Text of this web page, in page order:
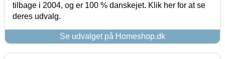
tilbage i 2004, og er 100 % danskejet. Klik her for at se
deres udvalg.
Se udvalget på Homeshop.dk